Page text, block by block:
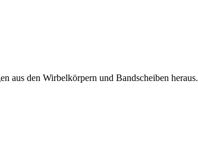
aus den Wirbelkörpern und Bandscheiben heraus.